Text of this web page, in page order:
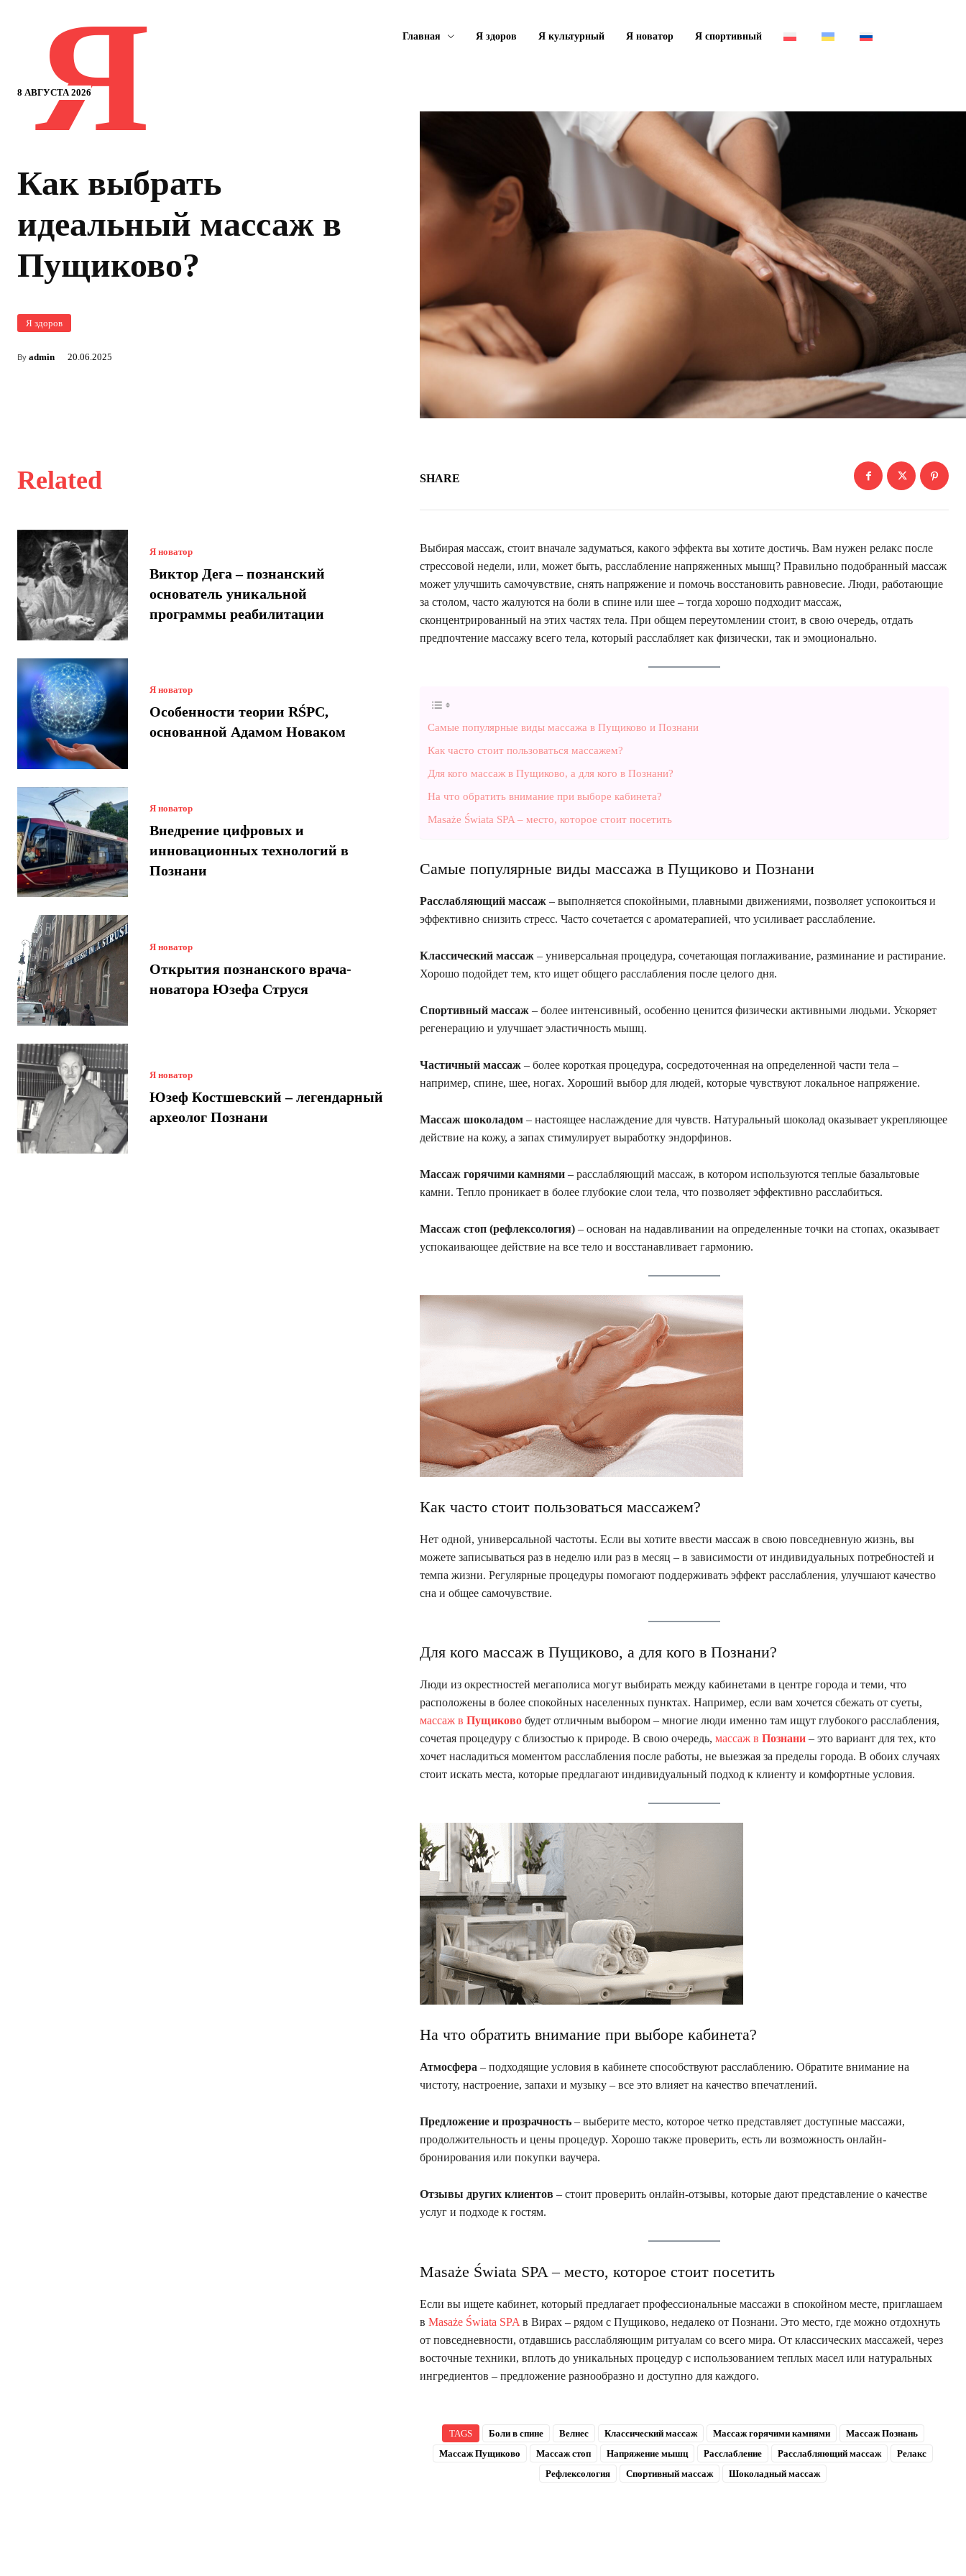
8 АВГУСТА 2026
Я Главная Я здоров Я культурный Я новатор Я спортивный
Как выбрать
идеальный массаж в
Пущиково?
Я здоров
By admin 20.06.2025
Related
Я новатор
Виктор Дега – познанский
основатель уникальной
программы реабилитации
Я новатор
Особенности теории RŚPC,
основанной Адамом Новаком
Я новатор
Внедрение цифровых и
инновационных технологий в
Познани
Я новатор
Открытия познанского врача-
новатора Юзефа Струся
Я новатор
Юзеф Костшевский – легендарный
археолог Познани
SHARE
Выбирая массаж, стоит вначале задуматься, какого эффекта вы хотите достичь. Вам нужен релакс после
стрессовой недели, или, может быть, расслабление напряженных мышц? Правильно подобранный массаж
может улучшить самочувствие, снять напряжение и помочь восстановить равновесие. Люди, работающие
за столом, часто жалуются на боли в спине или шее – тогда хорошо подходит массаж,
сконцентрированный на этих частях тела. При общем переутомлении стоит, в свою очередь, отдать
предпочтение массажу всего тела, который расслабляет как физически, так и эмоционально.
Самые популярные виды массажа в Пущиково и Познани
Как часто стоит пользоваться массажем?
Для кого массаж в Пущиково, а для кого в Познани?
На что обратить внимание при выборе кабинета?
Masaże Świata SPA – место, которое стоит посетить
Самые популярные виды массажа в Пущиково и Познани
Расслабляющий массаж – выполняется спокойными, плавными движениями, позволяет успокоиться и
эффективно снизить стресс. Часто сочетается с ароматерапией, что усиливает расслабление.
Классический массаж – универсальная процедура, сочетающая поглаживание, разминание и растирание.
Хорошо подойдет тем, кто ищет общего расслабления после целого дня.
Спортивный массаж – более интенсивный, особенно ценится физически активными людьми. Ускоряет
регенерацию и улучшает эластичность мышц.
Частичный массаж – более короткая процедура, сосредоточенная на определенной части тела –
например, спине, шее, ногах. Хороший выбор для людей, которые чувствуют локальное напряжение.
Массаж шоколадом – настоящее наслаждение для чувств. Натуральный шоколад оказывает укрепляющее
действие на кожу, а запах стимулирует выработку эндорфинов.
Массаж горячими камнями – расслабляющий массаж, в котором используются теплые базальтовые
камни. Тепло проникает в более глубокие слои тела, что позволяет эффективно расслабиться.
Массаж стоп (рефлексология) – основан на надавливании на определенные точки на стопах, оказывает
успокаивающее действие на все тело и восстанавливает гармонию.
Как часто стоит пользоваться массажем?
Нет одной, универсальной частоты. Если вы хотите ввести массаж в свою повседневную жизнь, вы
можете записываться раз в неделю или раз в месяц – в зависимости от индивидуальных потребностей и
темпа жизни. Регулярные процедуры помогают поддерживать эффект расслабления, улучшают качество
сна и общее самочувствие.
Для кого массаж в Пущиково, а для кого в Познани?
Люди из окрестностей мегаполиса могут выбирать между кабинетами в центре города и теми, что
расположены в более спокойных населенных пунктах. Например, если вам хочется сбежать от суеты,
массаж в Пущиково будет отличным выбором – многие люди именно там ищут глубокого расслабления,
сочетая процедуру с близостью к природе. В свою очередь, массаж в Познани – это вариант для тех, кто
хочет насладиться моментом расслабления после работы, не выезжая за пределы города. В обоих случаях
стоит искать места, которые предлагают индивидуальный подход к клиенту и комфортные условия.
На что обратить внимание при выборе кабинета?
Атмосфера – подходящие условия в кабинете способствуют расслаблению. Обратите внимание на
чистоту, настроение, запахи и музыку – все это влияет на качество впечатлений.
Предложение и прозрачность – выберите место, которое четко представляет доступные массажи,
продолжительность и цены процедур. Хорошо также проверить, есть ли возможность онлайн-
бронирования или покупки ваучера.
Отзывы других клиентов – стоит проверить онлайн-отзывы, которые дают представление о качестве
услуг и подходе к гостям.
Masaże Świata SPA – место, которое стоит посетить
Если вы ищете кабинет, который предлагает профессиональные массажи в спокойном месте, приглашаем
в Masaże Świata SPA в Вирах – рядом с Пущиково, недалеко от Познани. Это место, где можно отдохнуть
от повседневности, отдавшись расслабляющим ритуалам со всего мира. От классических массажей, через
восточные техники, вплоть до уникальных процедур с использованием теплых масел или натуральных
ингредиентов – предложение разнообразно и доступно для каждого.
TAGS Боли в спине Велнес Классический массаж Массаж горячими камнями
Массаж Познань
Массаж Пущиково
Массаж стоп Напряжение мышц Расслабление Расслабляющий массаж
Релакс
Рефлексология
Спортивный массаж Шоколадный массаж